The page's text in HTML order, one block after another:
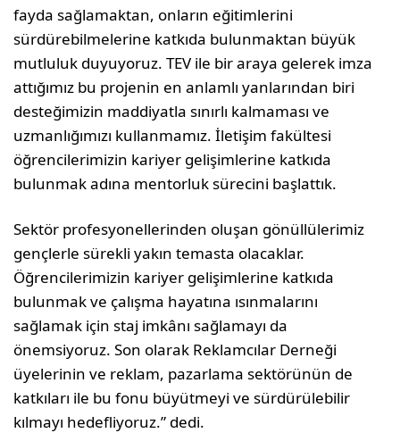
fayda sağlamaktan, onların eğitimlerini
sürdürebilmelerine katkıda bulunmaktan büyük
mutluluk duyuyoruz. TEV ile bir araya gelerek imza
attığımız bu projenin en anlamlı yanlarından biri
desteğimizin maddiyatla sınırlı kalmaması ve
uzmanlığımızı kullanmamız. İletişim fakültesi
öğrencilerimizin kariyer gelişimlerine katkıda
bulunmak adına mentorluk sürecini başlattık.
Sektör profesyonellerinden oluşan gönüllülerimiz
gençlerle sürekli yakın temasta olacaklar.
Öğrencilerimizin kariyer gelişimlerine katkıda
bulunmak ve çalışma hayatına ısınmalarını
sağlamak için staj imkânı sağlamayı da
önemsiyoruz. Son olarak Reklamcılar Derneği
üyelerinin ve reklam, pazarlama sektörünün de
katkıları ile bu fonu büyütmeyi ve sürdürülebilir
kılmayı hedefliyoruz.” dedi.